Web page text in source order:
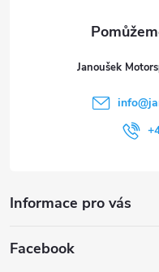
Janoušek
info@
Informace pro vás
Facebook